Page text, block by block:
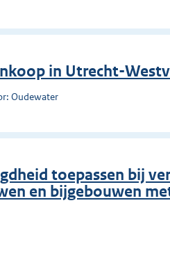
in Utrecht-
Oudewater
toepassen bij
en bijgebouwen